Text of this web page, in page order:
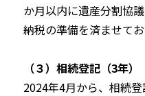
か月以内に遺産分割協
納税の準備を済ませて
（３）相続登記（3年）
2024年4月から、相続登